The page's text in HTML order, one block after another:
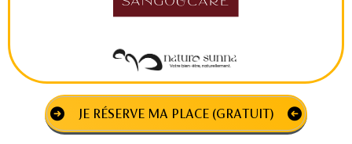
JE RÉSERVE MA PLACE (GRATUIT)